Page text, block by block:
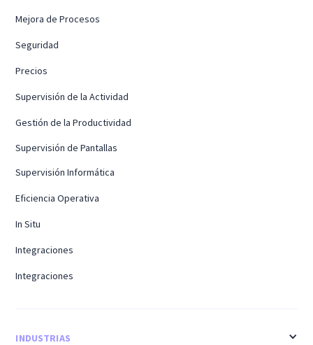
Mejora de Procesos
Seguridad
Precios
Supervisión de la Actividad
Gestión de la Productividad
Supervisión de Pantallas
Supervisión Informática
Eficiencia Operativa
In Situ
Integraciones
Integraciones
INDUSTRIAS